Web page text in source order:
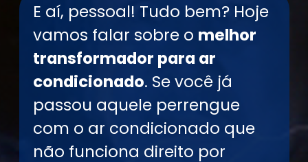
E aí, pessoal! Tudo bem? Hoje
vamos falar sobre o melhor
transformador para ar
condicionado. Se você já
passou aquele perrengue
com o ar condicionado que
não funciona direito por